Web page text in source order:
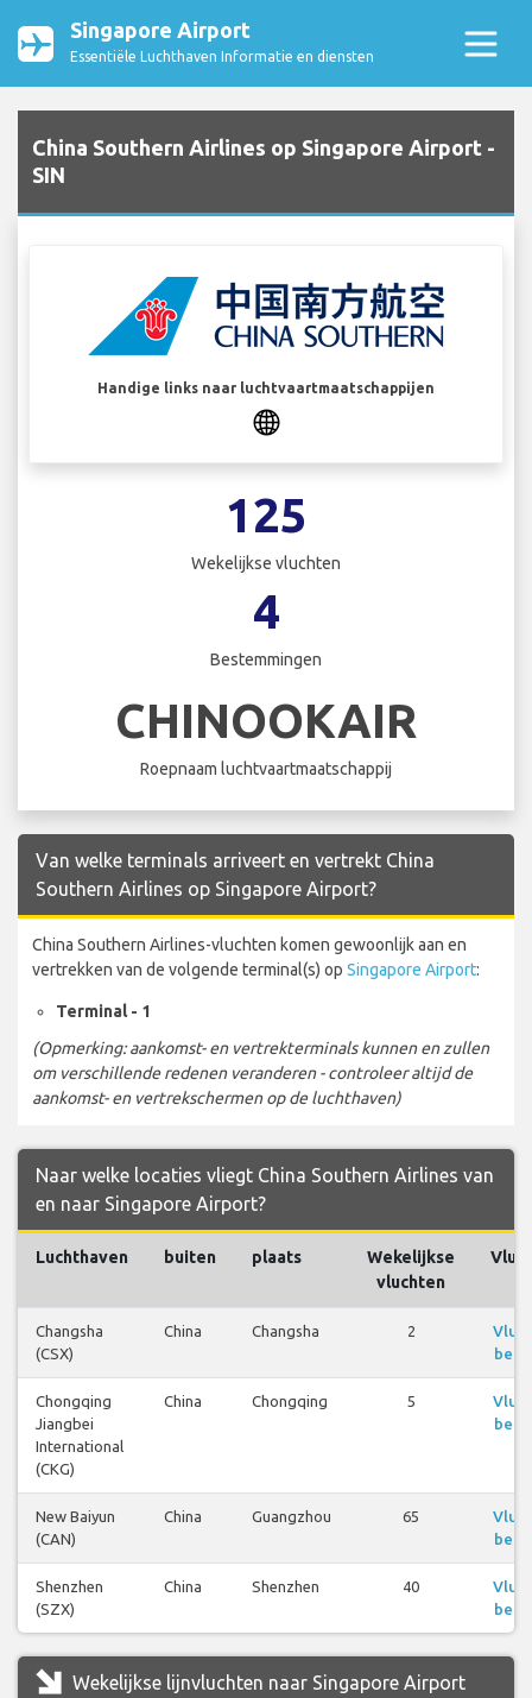
Singapore Airport
Essentiële Luchthaven Informatie en diensten
China Southern Airlines op Singapore Airport -
SIN
Handige links naar luchtvaartmaatschappijen
125
Wekelijkse vluchten
4
Bestemmingen
CHINOOKAIR
Roepnaam luchtvaartmaatschappij
Van welke terminals arriveert en vertrekt China
Southern Airlines op Singapore Airport?
China Southern Airlines-vluchten komen gewoonlijk aan en
vertrekken van de volgende terminal(s) op Singapore Airport:
Terminal - 1
(Opmerking: aankomst- en vertrekterminals kunnen en zullen
om verschillende redenen veranderen - controleer altijd de
aankomst- en vertrekschermen op de luchthaven)
Naar welke locaties vliegt China Southern Airlines van
en naar Singapore Airport?
Luchthaven buiten plaats
Wekelijkse
vluchten
Changsha
(CSX)
China Changsha 2
Chongqing
Jiangbei
International
(CKG)
China Chongqing 5
New Baiyun
(CAN)
China Guangzhou 65
Shenzhen
(SZX)
China Shenzhen 40
Wekelijkse lijnvluchten naar Singapore Airport